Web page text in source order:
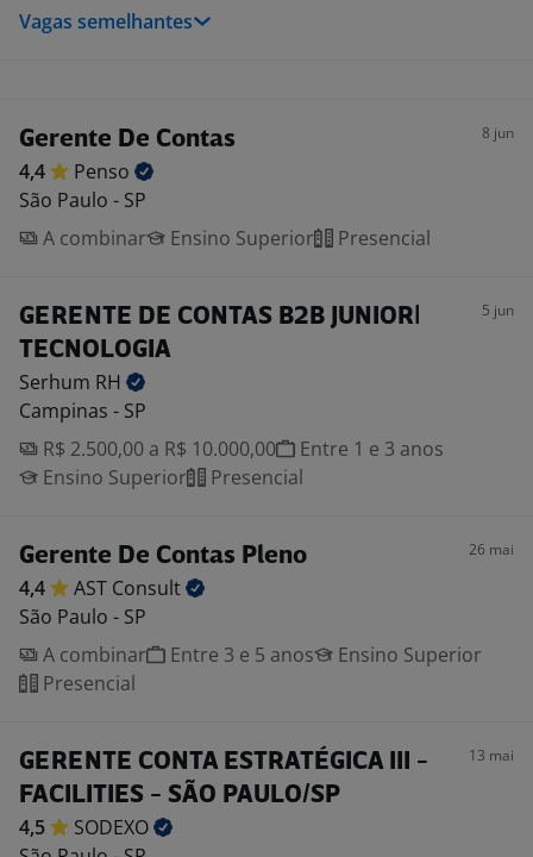
Vagas semelhantes
Gerente De Contas 8 jun
4,4
Penso
São Paulo - SP
A combinar
Ensino Superior Presencial
GERENTE DE CONTAS B2B JUNIOR|
TECNOLOGIA
5 jun
Serhum RH
Campinas - SP
R$ 2.500,00 a R$ 10.000,00
Entre 1 e 3 anos
Ensino Superior
Presencial
Gerente De Contas Pleno 26 mai
4,4 AST Consult
São Paulo - SP
A combinar
Entre 3 e 5 anos
Ensino Superior
Presencial
GERENTE CONTA ESTRATÉGICA III -
FACILITIES - SÃO PAULO/SP
13 mai
4,5
SODEXO